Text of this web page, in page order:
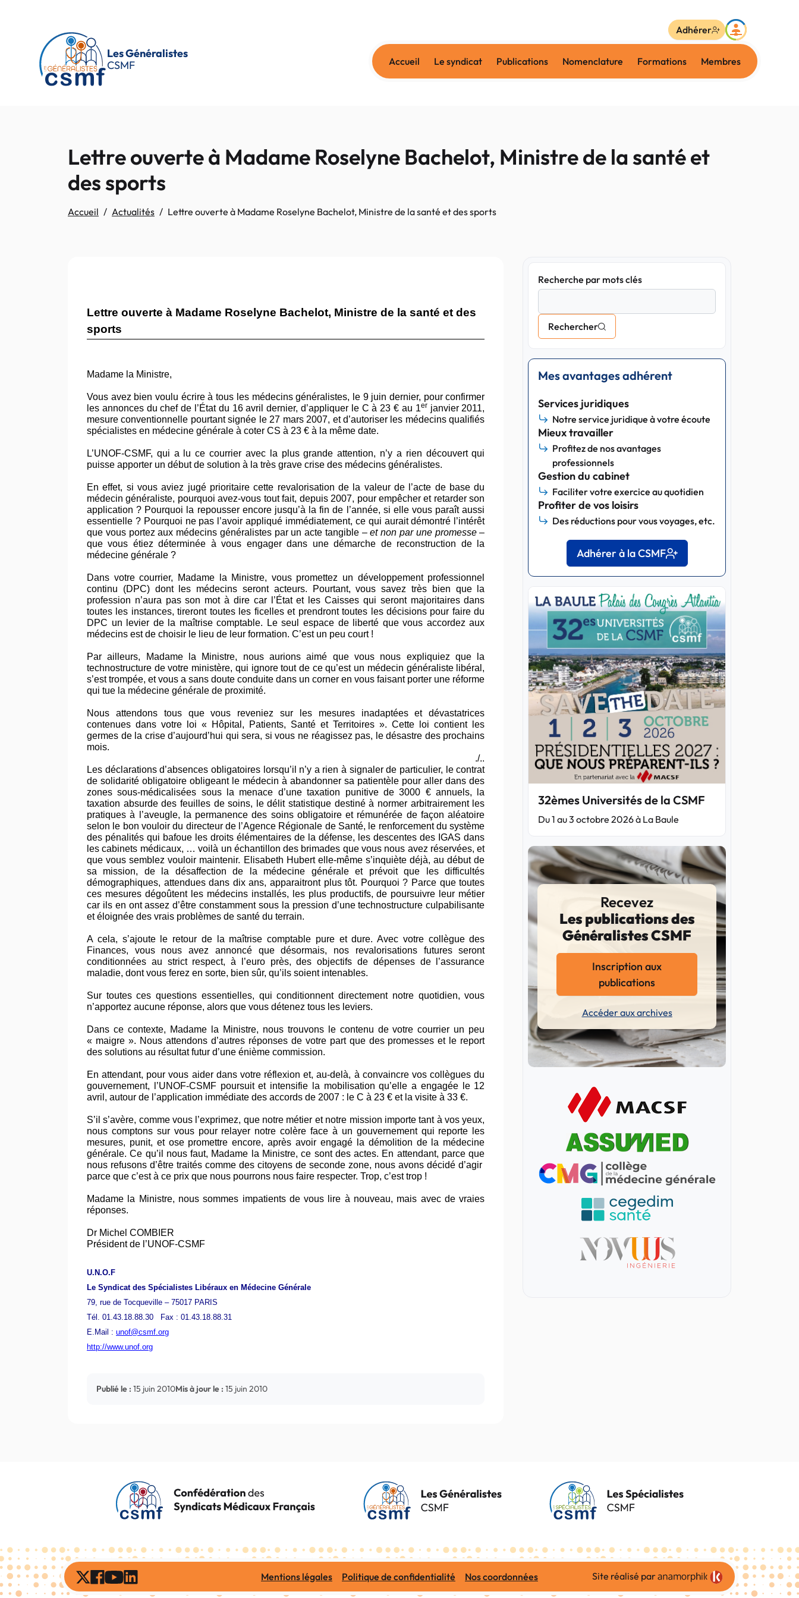
Les Généralistes
CSMF
Accueil Le syndicat Publications Nomenclature Formations Membres
Adhérer
Lettre ouverte à Madame Roselyne Bachelot, Ministre de la santé et
des sports
Accueil Actualités Lettre ouverte à Madame Roselyne Bachelot, Ministre de la santé et des sports
Lettre ouverte à Madame Roselyne Bachelot, Ministre de la santé et des
sports
Madame la Ministre,
Vous avez bien voulu écrire à tous les médecins généralistes, le 9 juin dernier, pour confirmer
les annonces du chef de l’État du 16 avril dernier, d’appliquer le C à 23 € au 1er janvier 2011,
mesure conventionnelle pourtant signée le 27 mars 2007, et d’autoriser les médecins qualifiés
spécialistes en médecine générale à coter CS à 23 € à la même date.
L’UNOF-CSMF, qui a lu ce courrier avec la plus grande attention, n’y a rien découvert qui
puisse apporter un début de solution à la très grave crise des médecins généralistes.
En effet, si vous aviez jugé prioritaire cette revalorisation de la valeur de l’acte de base du
médecin généraliste, pourquoi avez-vous tout fait, depuis 2007, pour empêcher et retarder son
application ? Pourquoi la repousser encore jusqu’à la fin de l’année, si elle vous paraît aussi
essentielle ? Pourquoi ne pas l’avoir appliqué immédiatement, ce qui aurait démontré l’intérêt
que vous portez aux médecins généralistes par un acte tangible –et non par une promesse–
que vous étiez déterminée à vous engager dans une démarche de reconstruction de la
médecine générale ?
Dans votre courrier, Madame la Ministre, vous promettez un développement professionnel
continu (DPC) dont les médecins seront acteurs. Pourtant, vous savez très bien que la
profession n’aura pas son mot à dire car l’État et les Caisses qui seront majoritaires dans
toutes les instances, tireront toutes les ficelles et prendront toutes les décisions pour faire du
DPC un levier de la maîtrise comptable. Le seul espace de liberté que vous accordez aux
médecins est de choisir le lieu de leur formation. C’est un peu court !
Par ailleurs, Madame la Ministre, nous aurions aimé que vous nous expliquiez que la
technostructure de votre ministère, qui ignore tout de ce qu’est un médecin généraliste libéral,
s’est trompée, et vous a sans doute conduite dans un corner en vous faisant porter une réforme
qui tue la médecine générale de proximité.
Nous attendons tous que vous reveniez sur les mesures inadaptées et dévastatrices
contenues dans votre loi « Hôpital, Patients, Santé et Territoires ». Cette loi contient les
germes de la crise d’aujourd’hui qui sera, si vous ne réagissez pas, le désastre des prochains
mois.
./..
Les déclarations d’absences obligatoires lorsqu’il n’y a rien à signaler de particulier, le contrat
de solidarité obligatoire obligeant le médecin à abandonner sa patientèle pour aller dans des
zones sous-médicalisées sous la menace d’une taxation punitive de 3000 € annuels, la
taxation absurde des feuilles de soins, le délit statistique destiné à normer arbitrairement les
pratiques à l’aveugle, la permanence des soins obligatoire et rémunérée de façon aléatoire
selon le bon vouloir du directeur de l’Agence Régionale de Santé, le renforcement du système
des pénalités qui bafoue les droits élémentaires de la défense, les descentes des IGAS dans
les cabinets médicaux, … voilà un échantillon des brimades que vous nous avez réservées, et
que vous semblez vouloir maintenir. Elisabeth Hubert elle-même s’inquiète déjà, au début de
sa mission, de la désaffection de la médecine générale et prévoit que les difficultés
démographiques, attendues dans dix ans, apparaitront plus tôt. Pourquoi ? Parce que toutes
ces mesures dégoûtent les médecins installés, les plus productifs, de poursuivre leur métier
car ils en ont assez d’être constamment sous la pression d’une technostructure culpabilisante
et éloignée des vrais problèmes de santé du terrain.
A cela, s’ajoute le retour de la maîtrise comptable pure et dure. Avec votre collègue des
Finances, vous nous avez annoncé que désormais, nos revalorisations futures seront
conditionnées au strict respect, à l’euro près, des objectifs de dépenses de l’assurance
maladie, dont vous ferez en sorte, bien sûr, qu’ils soient intenables.
Sur toutes ces questions essentielles, qui conditionnent directement notre quotidien, vous
n’apportez aucune réponse, alors que vous détenez tous les leviers.
Dans ce contexte, Madame la Ministre, nous trouvons le contenu de votre courrier un peu
« maigre ». Nous attendons d’autres réponses de votre part que des promesses et le report
des solutions au résultat futur d’une énième commission.
En attendant, pour vous aider dans votre réflexion et, au-delà, à convaincre vos collègues du
gouvernement, l’UNOF-CSMF poursuit et intensifie la mobilisation qu’elle a engagée le 12
avril, autour de l’application immédiate des accords de 2007 : le C à 23 € et la visite à 33 €.
S’il s’avère, comme vous l’exprimez, que notre métier et notre mission importe tant à vos yeux,
nous comptons sur vous pour relayer notre colère face à un gouvernement qui reporte les
mesures, punit, et ose promettre encore, après avoir engagé la démolition de la médecine
générale. Ce qu’il nous faut, Madame la Ministre, ce sont des actes. En attendant, parce que
nous refusons d’être traités comme des citoyens de seconde zone, nous avons décidé d’agir
parce que c’est à ce prix que nous pourrons nous faire respecter. Trop, c’est trop !
Madame la Ministre, nous sommes impatients de vous lire à nouveau, mais avec de vraies
réponses.
Dr Michel COMBIER
Président de l’UNOF-CSMF
U.N.O.F
Le Syndicat des Spécialistes Libéraux en Médecine Générale
79, rue de Tocqueville – 75017 PARIS
Tél. 01.43.18.88.30 Fax : 01.43.18.88.31
E.Mail : unof@csmf.org
http://www.unof.org
Publié le : 15 juin 2010Mis à jour le : 15 juin 2010
Recherche par mots clés
Rechercher
Mes avantages adhérent
Services juridiques
Notre service juridique à votre écoute
Mieux travailler
Profitez de nos avantages
professionnels
Gestion du cabinet
Faciliter votre exercice au quotidien
Profiter de vos loisirs
Des réductions pour vous voyages, etc.
Adhérer à la CSMF
32èmes Universités de la CSMF
Du 1 au 3 octobre 2026 à La Baule
Recevez
Les publications des
Généralistes CSMF
Inscription aux
publications
Accéder aux archives
Mentions légales Politique de confidentialité Nos coordonnées Site réalisé par